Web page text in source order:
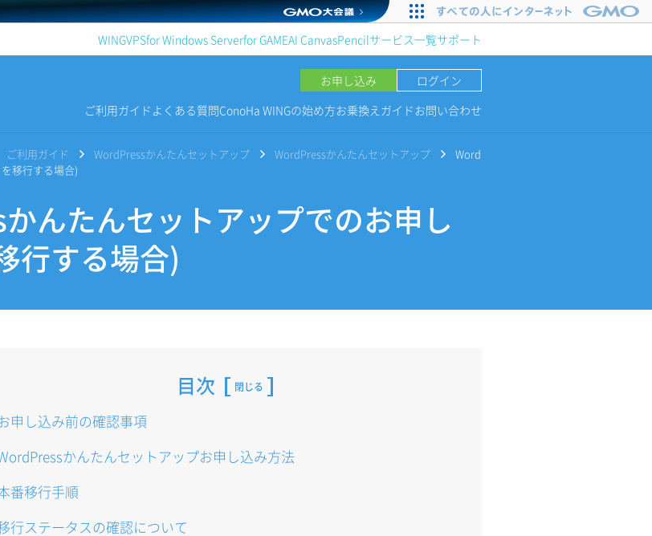
WINGVPSfor Windows Serverfor GAMEAI CanvasPencilサービス一覧サポート
お申し込み
ログイン
ご利用ガイド よくある質問ConoHa WINGの始め方お乗換えガイドお問い合わせ
ご利用ガイド WordPressかんたんセットアップ WordPressかんたんセットアップ
Word
移行する場合)
んたんセットアップでのお申し
行する場合)
目次 閉じる
申し込み前の確認事項
かんたんセットアップお申し込み方法
番移行手順
行ステータスの確認について